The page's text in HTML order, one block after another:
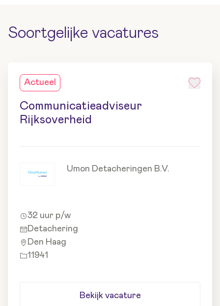
Soortgelijke vacatures
Actueel
Communicatieadviseur
Rijksoverheid
Umon Detacheringen B.V.
32 uur p/w
11941
Detachering
Den Haag
Bekijk vacature